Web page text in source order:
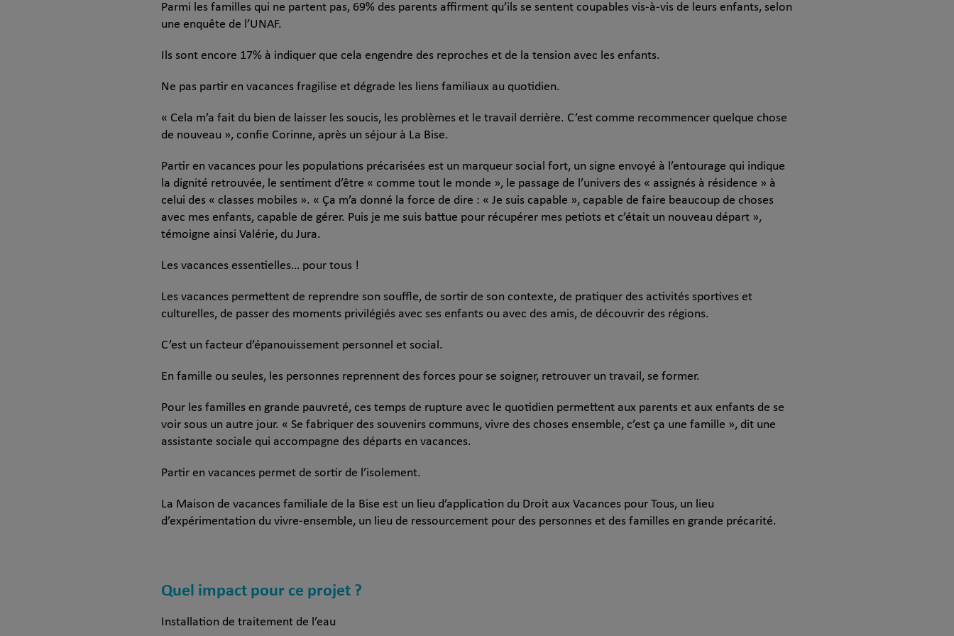
Parmi les familles qui ne partent pas, 69% des parents affirment qu’ils se sentent coupables vis-à-vis de leurs enfants, selon
une enquête de l’UNAF.
Ils sont encore 17% à indiquer que cela engendre des reproches et de la tension avec les enfants.
Ne pas partir en vacances fragilise et dégrade les liens familiaux au quotidien.
« Cela m’a fait du bien de laisser les soucis, les problèmes et le travail derrière. C’est comme recommencer quelque chose
de nouveau », confie Corinne, après un séjour à La Bise.
Partir en vacances pour les populations précarisées est un marqueur social fort, un signe envoyé à l’entourage qui indique
la dignité retrouvée, le sentiment d’être « comme tout le monde », le passage de l’univers des « assignés à résidence » à
celui des « classes mobiles ». « Ça m’a donné la force de dire : « Je suis capable », capable de faire beaucoup de choses
avec mes enfants, capable de gérer. Puis je me suis battue pour récupérer mes petiots et c’était un nouveau départ »,
témoigne ainsi Valérie, du Jura.
Les vacances essentielles… pour tous !
Les vacances permettent de reprendre son souffle, de sortir de son contexte, de pratiquer des activités sportives et
culturelles, de passer des moments privilégiés avec ses enfants ou avec des amis, de découvrir des régions.
C’est un facteur d’épanouissement personnel et social.
En famille ou seules, les personnes reprennent des forces pour se soigner, retrouver un travail, se former.
Pour les familles en grande pauvreté, ces temps de rupture avec le quotidien permettent aux parents et aux enfants de se
voir sous un autre jour. « Se fabriquer des souvenirs communs, vivre des choses ensemble, c’est ça une famille », dit une
assistante sociale qui accompagne des départs en vacances.
Partir en vacances permet de sortir de l’isolement.
La Maison de vacances familiale de la Bise est un lieu d’application du Droit aux Vacances pour Tous, un lieu
d’expérimentation du vivre-ensemble, un lieu de ressourcement pour des personnes et des familles en grande précarité.
Quel impact pour ce projet ?
Installation de traitement de l’eau